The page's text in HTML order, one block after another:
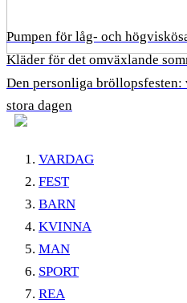
Pumpen för låg- och
Kläder för det omväxlande
Den personliga
stora dagen
VARDAG
FEST
BARN
KVINNA
MAN
SPORT
REA